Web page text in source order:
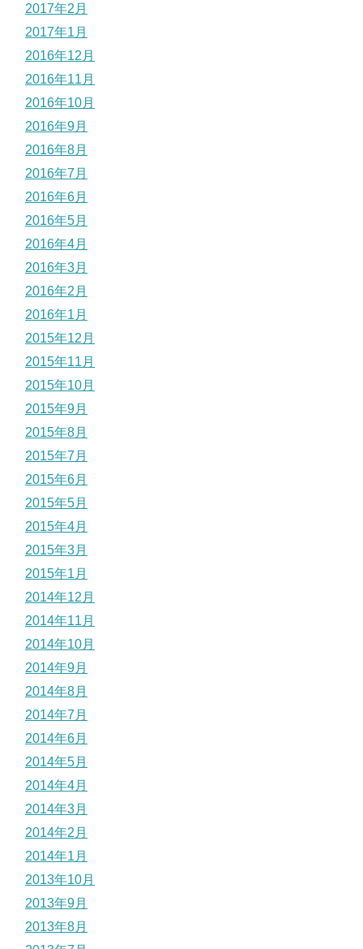
2017年2月
2017年1月
2016年12月
2016年11月
2016年10月
2016年9月
2016年8月
2016年7月
2016年6月
2016年5月
2016年4月
2016年3月
2016年2月
2016年1月
2015年12月
2015年11月
2015年10月
2015年9月
2015年8月
2015年7月
2015年6月
2015年5月
2015年4月
2015年3月
2015年1月
2014年12月
2014年11月
2014年10月
2014年9月
2014年8月
2014年7月
2014年6月
2014年5月
2014年4月
2014年3月
2014年2月
2014年1月
2013年10月
2013年9月
2013年8月